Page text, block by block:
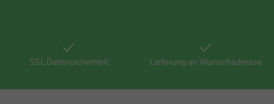
SSL Datensicherheit Lieferung an Wunschadresse